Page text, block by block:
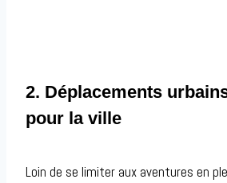
2. Déplacements
pour la ville
Loin de se limiter aux aventures en